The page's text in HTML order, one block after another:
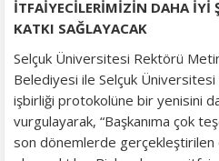
İTFAİYECİLERİMİZİN DAHA İYİ
KATKI SAĞLAYACAK
Selçuk Üniversitesi Rektörü
Belediyesi ile Selçuk
işbirliği protokolüne bir yenisini
vurgulayarak, “Başkanıma çok
son dönemlerde gerçekleştirilen